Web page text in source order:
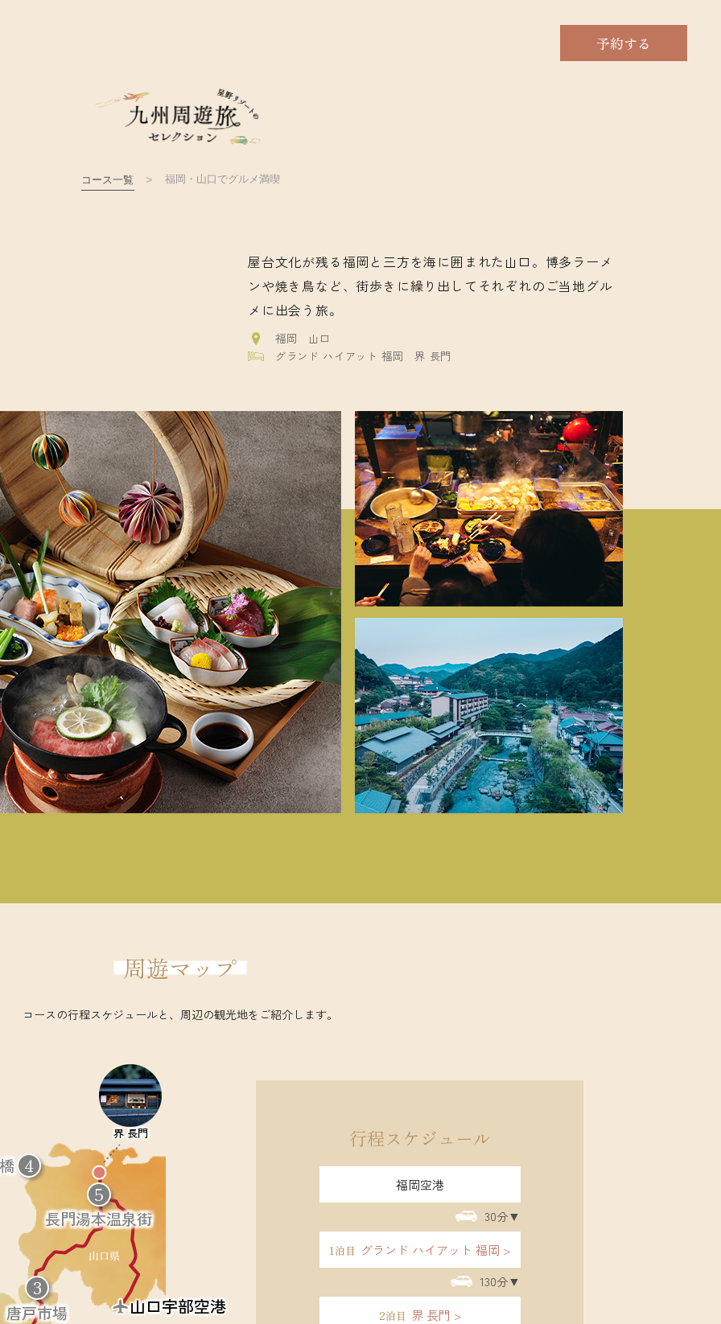
予約する
コース一覧 福岡・山口でグルメ満喫
屋台文化が残る福岡と三方を海に囲まれた山口。博多ラーメ
ンや焼き鳥など、街歩きに繰り出してそれぞれのご当地グル
メに出会う旅。
福岡
山口
グランド ハイアット 福岡
界 長門
周遊マップ
コースの行程スケジュールと、周辺の観光地をご紹介します。
3
唐戸市場
4
5
長門湯本温泉街
界 長門
山口宇部空港
周辺の観光地 行程スケジュール
福岡空港
30分
1泊目 グランド ハイアット 福岡
130分
2泊目 界 長門